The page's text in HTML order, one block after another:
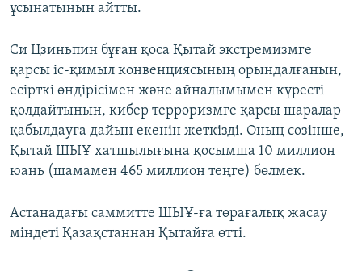
ұсынатынын айтты.
Си Цзиньпин бұған қоса Қытай экстремизмге
қарсы іс-қимыл конвенциясының орындалғанын,
есірткі өндірісімен және айналымымен күресті
қолдайтынын, кибер терроризмге қарсы шаралар
қабылдауға дайын екенін жеткізді. Оның сөзінше,
Қытай ШЫҰ хатшылығына қосымша 10 миллион
юань (шамамен 465 миллион теңге) бөлмек.
Астанадағы саммитте ШЫҰ-ға төрағалық жасау
міндеті Қазақстаннан Қытайға өтті.